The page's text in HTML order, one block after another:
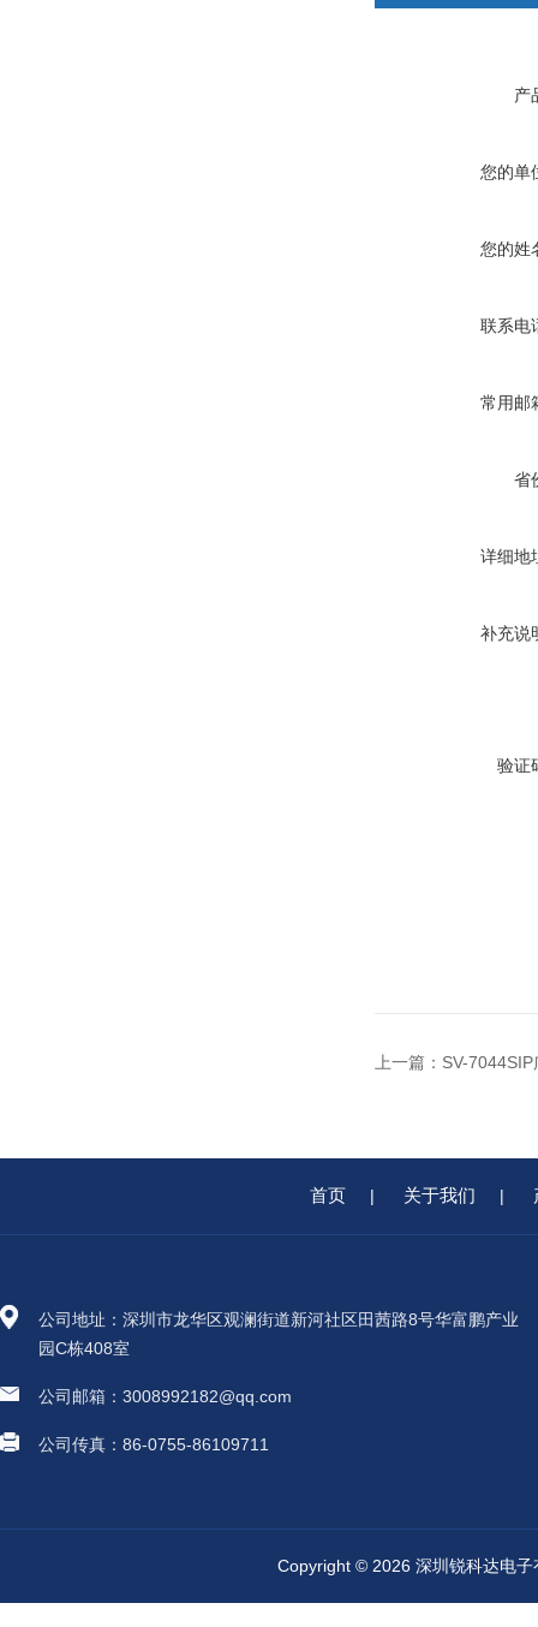
产
您的单
您的姓
联系电
常用邮
省
详细地
补充说
验证
上一篇： SV-
首页 | 关于我们 |
公司地址：深圳市龙华区观澜街道新河社区田茜路8号华富鹏产业
园C栋408室
公司邮箱：3008992182@qq.com
公司传真：86-0755-86109711
Copyright © 2026 深圳锐科达电